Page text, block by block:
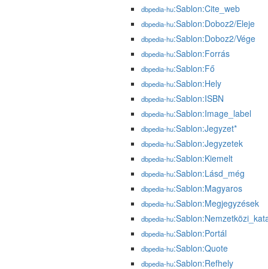
dbpedia-hu:Sablon:Cite_web
dbpedia-hu:Sablon:Doboz2/Eleje
dbpedia-hu:Sablon:Doboz2/Vége
dbpedia-hu:Sablon:Forrás
dbpedia-hu:Sablon:Fő
dbpedia-hu:Sablon:Hely
dbpedia-hu:Sablon:ISBN
dbpedia-hu:Sablon:Image_label
dbpedia-hu:Sablon:Jegyzet*
dbpedia-hu:Sablon:Jegyzetek
dbpedia-hu:Sablon:Kiemelt
dbpedia-hu:Sablon:Lásd_még
dbpedia-hu:Sablon:Magyaros
dbpedia-hu:Sablon:Megjegyzések
dbpedia-hu
dbpedia-hu:Sablon:Portál
dbpedia-hu:Sablon:Quote
dbpedia-hu:Sablon:Refhely